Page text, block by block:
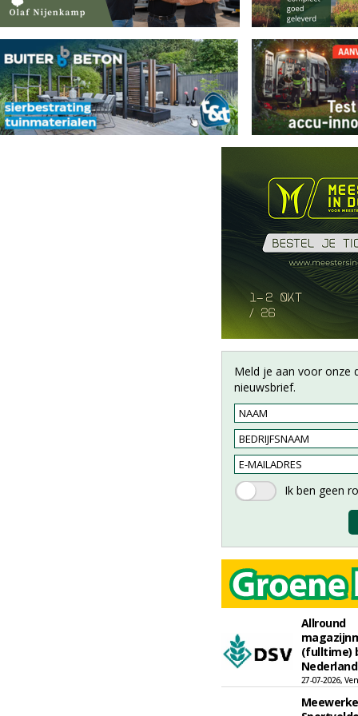
Meld je aan voor onze
nieuwsbrief.
Allround
(fulltime)
Nederland
27-07-2026,